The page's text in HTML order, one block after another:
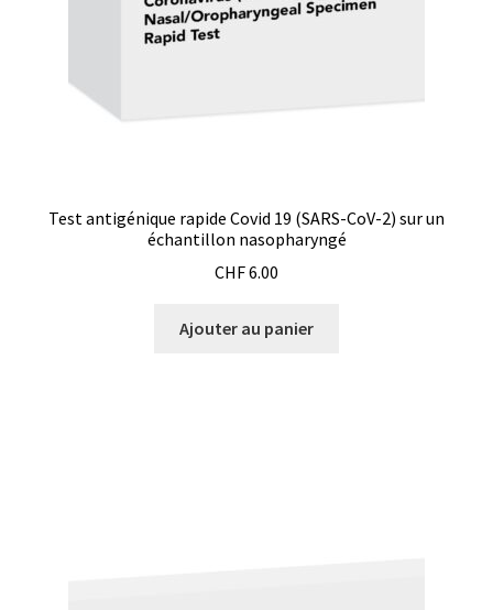
Cultures de microorganismes anaérobes et microaérobes
Test antigénique rapide Covid 19 (SARS-CoV-2) sur un
échantillon nasopharyngé
CHF6.00
Ajouter au panier